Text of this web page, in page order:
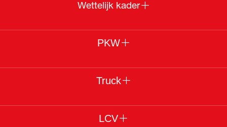
Wettelijk kader
PKW
Truck
LCV